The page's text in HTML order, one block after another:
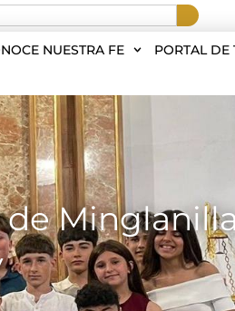
NUESTRA FE PORTAL DE
de